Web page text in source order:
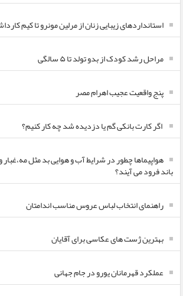
استانداردهای زیبایی زنان از مرلین مونرو تا کیم
مراحل رشد کودک از بدو تولد تا ۵ سالگی
پنج واقعیت عجیب اهرام مصر
اگر کارت بانکی گم یا دزدیده شد چه کار کنیم؟
هواپیماها چطور در شرایط آب و هوایی بد مثل مه،غبار
باند فرود می آیند؟
راهنمای انتخاب لباس عروس مناسب اندامتان
بهترین ژست های عکاسی برای آقایان
عملکرد قهرمانان یورو در جام جهانی